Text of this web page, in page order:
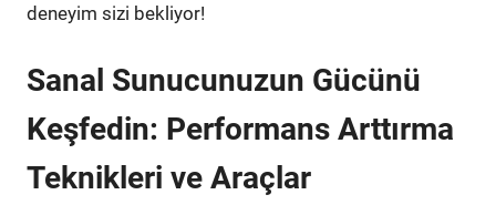
deneyim sizi bekliyor!
Sanal Sunucunuzun Gücünü
Keşfedin: Performans Arttırma
Teknikleri ve Araçlar